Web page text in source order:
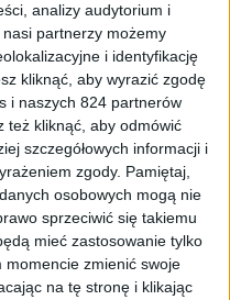
analizy audytorium i
partnerzy możemy
i identyfikację
kliknąć, aby wyrazić zgodę
i naszych 824 partnerów
też kliknąć, aby odmówić
szczegółowych informacji i
zgody. Pamiętaj,
osobowych mogą nie
sprzeciwić się takiemu
mieć zastosowanie tylko
momencie zmienić swoje
na tę stronę i klikając
wersja / fot. Samsung
w aparat. W Galaxy A8
znajdziemy 16 Mpix
z przodu. Bateria w tym
grubości 6 mm.
czytnik linii
5.0.1 Lollipop.